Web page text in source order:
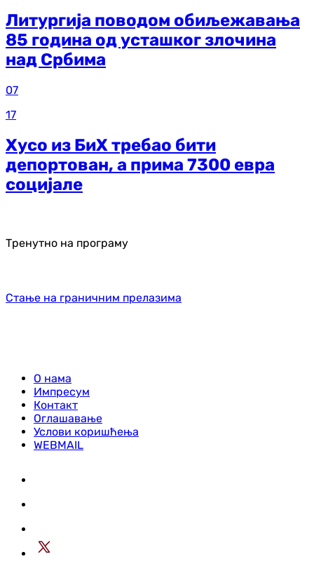
Литургија поводом обиљежавања
85 година од усташког злочина
над Србима
07
17
Хусо из БиХ требао бити
депортован, а прима 7300 евра
социјале
Тренутно на програму
Стање на граничним прелазима
О нама
Импресум
Контакт
Оглашавање
Услови коришћења
WEBMAIL